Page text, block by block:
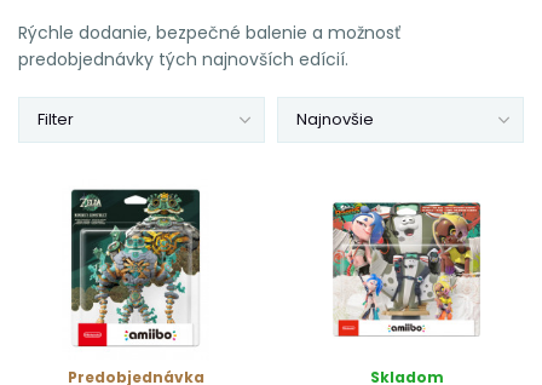
Rýchle dodanie, bezpečné balenie a možnosť
predobjednávky tých najnovších edícií.
Najnovšie
Filter
Predobjednávka
Skladom